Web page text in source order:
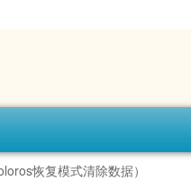
恢复模式清除数据）